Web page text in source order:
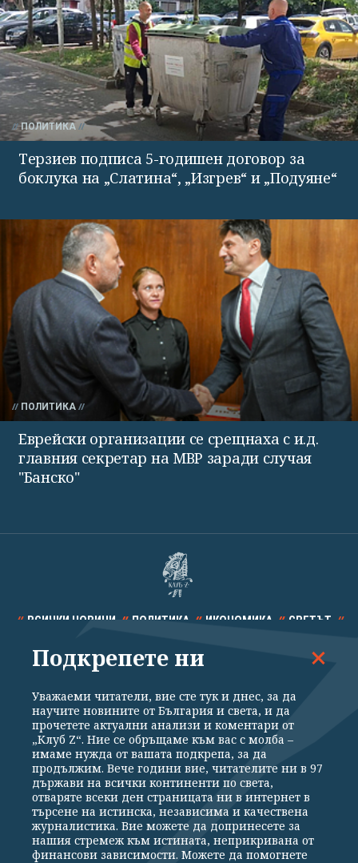
ПОЛИТИКА
Терзиев подписа 5-годишен договор за
боклука на „Слатина“, „Изгрев“ и „Подуяне“
ПОЛИТИКА
Еврейски организации се срещнаха с и.д.
главния секретар на МВР заради случая
"Банско"
ВСИЧКИ НОВИНИ ПОЛИТИКА ИКОНОМИКА СВЕТЪТ
СПОРТ КУЛТУРА ТЕХНОЛОГИИ КАЛЕЙДОСКОП
Общи условия
Политика за поверителност
Реклама
Партньори Контакти
За Клуб Z
Екип
Подкрепете ни
Подкрепете ни
Уважаеми читатели, вие сте тук и днес, за да
научите новините от България и света, и да
прочетете актуални анализи и коментари от
„Клуб Z“. Ние се обръщаме към вас с молба –
имаме нужда от вашата подкрепа, за да
продължим. Вече години вие, читателите ни в 97
държави на всички континенти по света,
отваряте всеки ден страницата ни в интернет в
търсене на истинска, независима и качествена
журналистика. Вие можете да допринесете за
нашия стремеж към истината, неприкривана от
финансови зависимости. Можете да помогнете